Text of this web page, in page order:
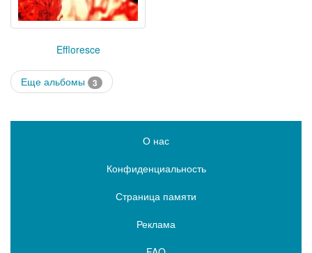
Effloresce
Еще альбомы 3
О нас
Конфиденциальность
Страница памяти
Реклама